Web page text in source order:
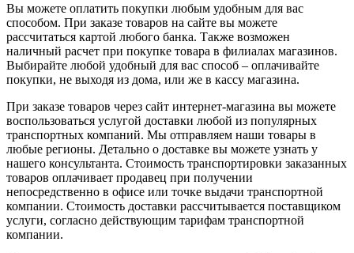
Вы можете оплатить покупки любым удобным для вас
способом. При заказе товаров на сайте вы можете
рассчитаться картой любого банка. Также возможен
наличный расчет при покупке товара в филиалах магазинов.
Выбирайте любой удобный для вас способ – оплачивайте
покупки, не выходя из дома, или же в кассу магазина.
При заказе товаров через сайт интернет-магазина вы можете
воспользоваться услугой доставки любой из популярных
транспортных компаний. Мы отправляем наши товары в
любые регионы. Детально о доставке вы можете узнать у
нашего консультанта. Стоимость транспортировки заказанных
товаров оплачивает продавец при получении
непосредственно в офисе или точке выдачи транспортной
компании. Стоимость доставки рассчитывается поставщиком
услуги, согласно действующим тарифам транспортной
компании.